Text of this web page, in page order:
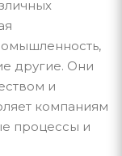
другие. Они
и
компаниям
процессы и